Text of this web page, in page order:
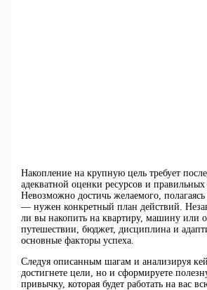
Накопление на крупную цель требует
адекватной оценки ресурсов и правильных
Невозможно достичь желаемого,
— нужен конкретный план действий.
ли вы накопить на квартиру, машину или
путешествии, бюджет, дисциплина и
основные факторы успеха.
Следуя описанным шагам и анализируя
достигнете цели, но и сформируете
привычку, которая будет работать на вас